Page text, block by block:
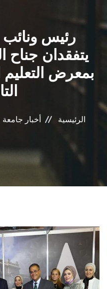
رئيس
يتفقدان جناح
بمعرض
الرئيسية أخبار